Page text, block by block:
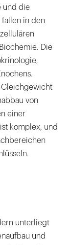
und die
in den
Die
Gleichgewicht
von
einer
komplex, und
unterliegt
und